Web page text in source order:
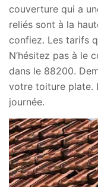
couverture qui a
reliés sont à la
confiez. Les tarifs
N’hésitez pas à le
dans le 88200.
votre toiture plate.
journée.